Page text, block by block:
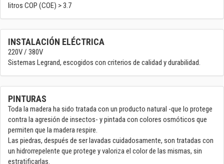
litros COP (COE) > 3.7
INSTALACIÓN ELÉCTRICA
220V / 380V
Sistemas Legrand, escogidos con criterios de calidad y durabilidad.
PINTURAS
Toda la madera ha sido tratada con un producto natural -que lo protege
contra la agresión de insectos- y pintada con colores osmóticos que
permiten que la madera respire.
Las piedras, después de ser lavadas cuidadosamente, son tratadas con
un hidrorrepelente que protege y valoriza el color de las mismas, sin
estratificarlas.